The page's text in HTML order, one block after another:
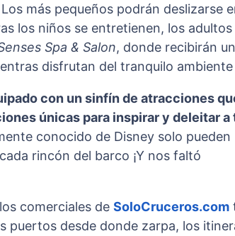
más pequeños podrán deslizarse
los niños se entretienen, los adultos
Spa & Salon, donde recibirán
disfrutan del tranquilo ambiente
con un sinfín de atracciones
únicas para inspirar y deleitar a
conocido de Disney solo pueden
rincón del barco ¡Y nos faltó
comerciales de SoloCruceros.com
puertos desde donde zarpa, los